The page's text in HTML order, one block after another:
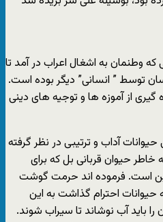
که وطنمان به اشغال اعراب در آمد تا
توسط ” انسانی” دیگر بوده است.
گیری از آموزه ها و توجیه های دینی
آداب و ترتیبی در نظر گرفته
خاطر حیوان قربانی بل که برای
است. فرموده اند حرمت گوشت
حیوانات احترام گذاشت به این
باید آب نوشاند تا سیراب شوند.